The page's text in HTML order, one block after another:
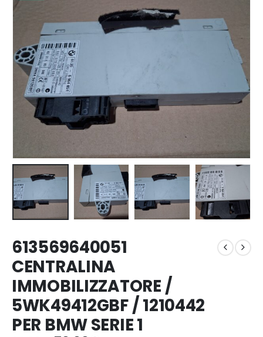
613569640051
CENTRALINA
IMMOBILIZZATORE /
5WK49412GBF / 1210442
PER BMW SERIE 1